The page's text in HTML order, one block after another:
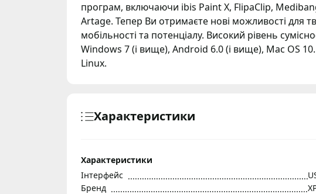
програм, включаючи ibis Paint X, FlipaClip,
Artage. Тепер Ви отримаєте нові можливості для
мобільності та потенціалу. Високий рівень
Windows 7 (і вище), Android 6.0 (і вище), Mac OS
Linux.
Характеристики
Характеристики
Інтерфейс
Бренд